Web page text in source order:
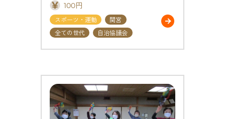
100円
スポーツ・運動
関宮
全ての世代
自治協議会